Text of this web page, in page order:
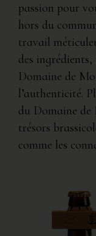
passion pour
hors du
travail
des
Domaine de
l’authenticité.
du Domaine de
trésors
comme les